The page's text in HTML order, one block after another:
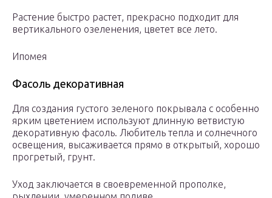
Растение быстро растет, прекрасно подходит для
вертикального озеленения, цветет все лето.
Ипомея
Фасоль декоративная
Для создания густого зеленого покрывала с особенно
ярким цветением используют длинную ветвистую
декоративную фасоль. Любитель тепла и солнечного
освещения, высаживается прямо в открытый, хорошо
прогретый, грунт.
Уход заключается в своевременной прополке,